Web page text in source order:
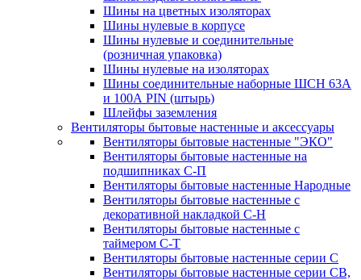
Шины на цветных изоляторах
Шины нулевые в корпусе
Шины нулевые и соединительные
(розничная упаковка)
Шины нулевые на изоляторах
Шины соединительные наборные ШСН 63A
и 100А PIN (штырь)
Шлейфы заземления
Вентиляторы бытовые настенные и аксессуары
Вентиляторы бытовые настенные "ЭКО"
Вентиляторы бытовые настенные на
подшипниках С-П
Вентиляторы бытовые настенные Народные
Вентиляторы бытовые настенные с
декоративной накладкой С-Н
Вентиляторы бытовые настенные с
таймером С-Т
Вентиляторы бытовые настенные серии С
Вентиляторы бытовые настенные серии СВ,